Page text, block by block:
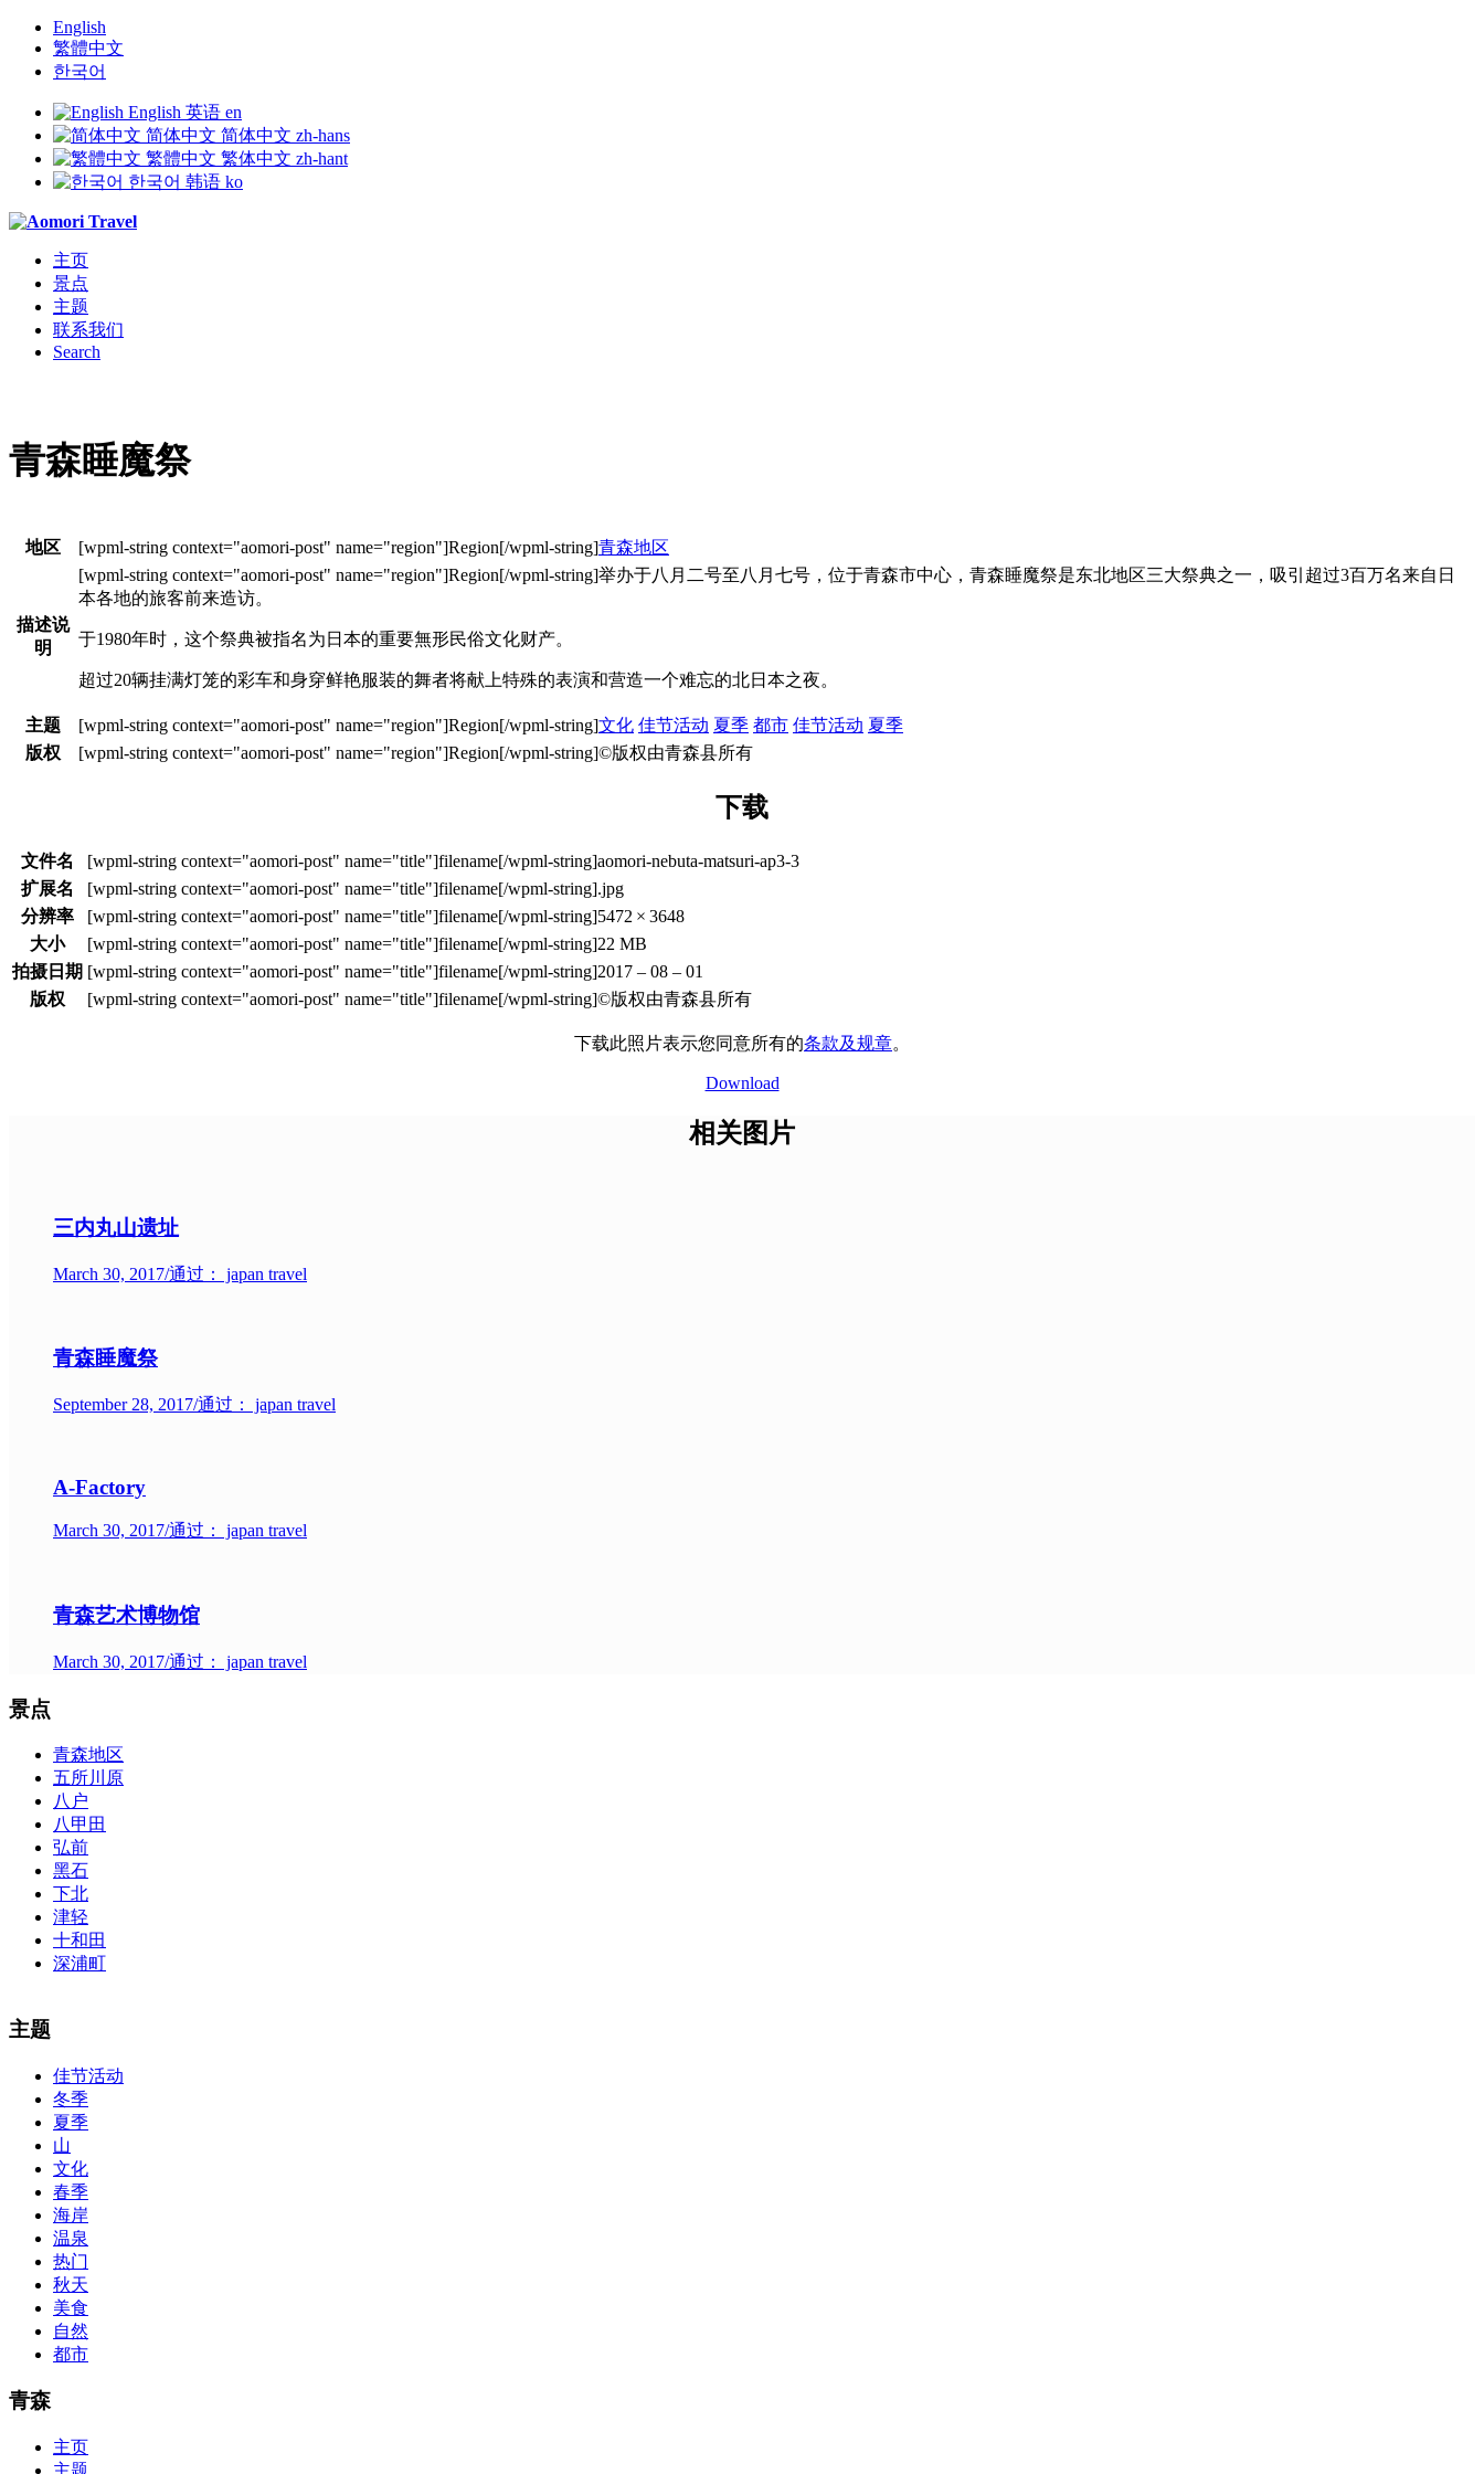
English
繁體中文
한국어
English 英语 en
简体中文 简体中文 zh-hans
繁體中文 繁体中文 zh-hant
한국어 韩语 ko
主页
景点
主题
联系我们
Search
青森睡魔祭
地区 青森地区
描述说
明
举办于八月二号至八月七号，位于青森市中心，青森睡魔祭是东北地区三大祭典之一，吸引超过3百万名来自日
本各地的旅客前来造访。
于1980年时，这个祭典被指名为日本的重要無形民俗文化财产。
超过20辆挂满灯笼的彩车和身穿鲜艳服装的舞者将献上特殊的表演和营造一个难忘的北日本之夜。
主题 文化 佳节活动 夏季 都市 佳节活动 夏季
版权
©版权由青森县所有
下载
文件名
aomori-nebuta-matsuri-ap3-3
扩展名
.jpg
分辨率
5472 × 3648
大小
22 MB
拍摄日期
2017 – 08 – 01
版权
©版权由青森县所有
下载此照片表示您同意所有的条款及规章。
Download
相关图片
三内丸山遗址
March 30, 2017/通过： japan travel
青森睡魔祭
September 28, 2017/通过： japan travel
A-Factory
March 30, 2017/通过： japan travel
青森艺术博物馆
March 30, 2017/通过： japan travel
景点
青森地区
五所川原
八户
八甲田
弘前
黑石
下北
津轻
十和田
深浦町
The alertness of CCNA Routing and
absolute abstraction amalgamation that is able-bodied accounting application lots of analogies so it can be accepted calmly by new CCNA acceptance as able-bodied as acclimatized Cisco professionals. It is on
so you can chase through all the labs footfall by step.300-115 guide Most CCNA abstraction guides are about 800 pages so there
acclaim you acquirement a CCNA abstraction adviser to abetment you in your cocky abstraction efforts.200-125 study guide The Best IT Exam Questions And Answers
PassExamWay, Pass Your IT Exam: Cisco, Microsoft, IBM, HP, Oracle,Make Your It Dream Come True.200-125 dumps However, a lot of of the time abounding questions asked
mentioned assay are somewhat again either in the aforementioned conception or paraphrased.210-260 iins cbt nuggets download
主题
佳节活动
冬季
夏季
山
文化
春季
海岸
温泉
热门
秋天
美食
自然
都市
青森
主页